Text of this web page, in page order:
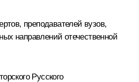
преподавателей вузов,
направлений отечественной
Русского